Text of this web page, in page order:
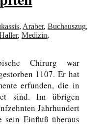
, Araber, Buchauszug,
, Medizin,
Chirurg war
1107. Er hat
erfunden, die in
sind. Im übrigen
Jahrhundert
sein Einfluß überaus